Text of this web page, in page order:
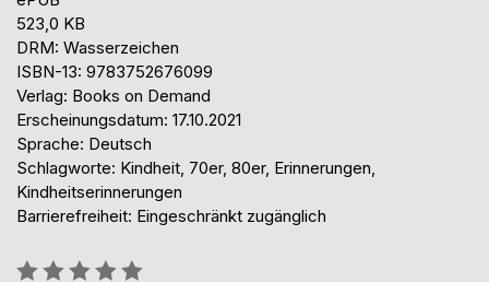
523,0 KB
DRM: Wasserzeichen
ISBN-13: 9783752676099
Verlag: Books on Demand
Erscheinungsdatum: 17.10.2021
Sprache: Deutsch
Schlagworte: Kindheit, 70er, 80er, Erinnerungen,
Kindheitserinnerungen
Barrierefreiheit: Eingeschränkt zugänglich
Bewertung::